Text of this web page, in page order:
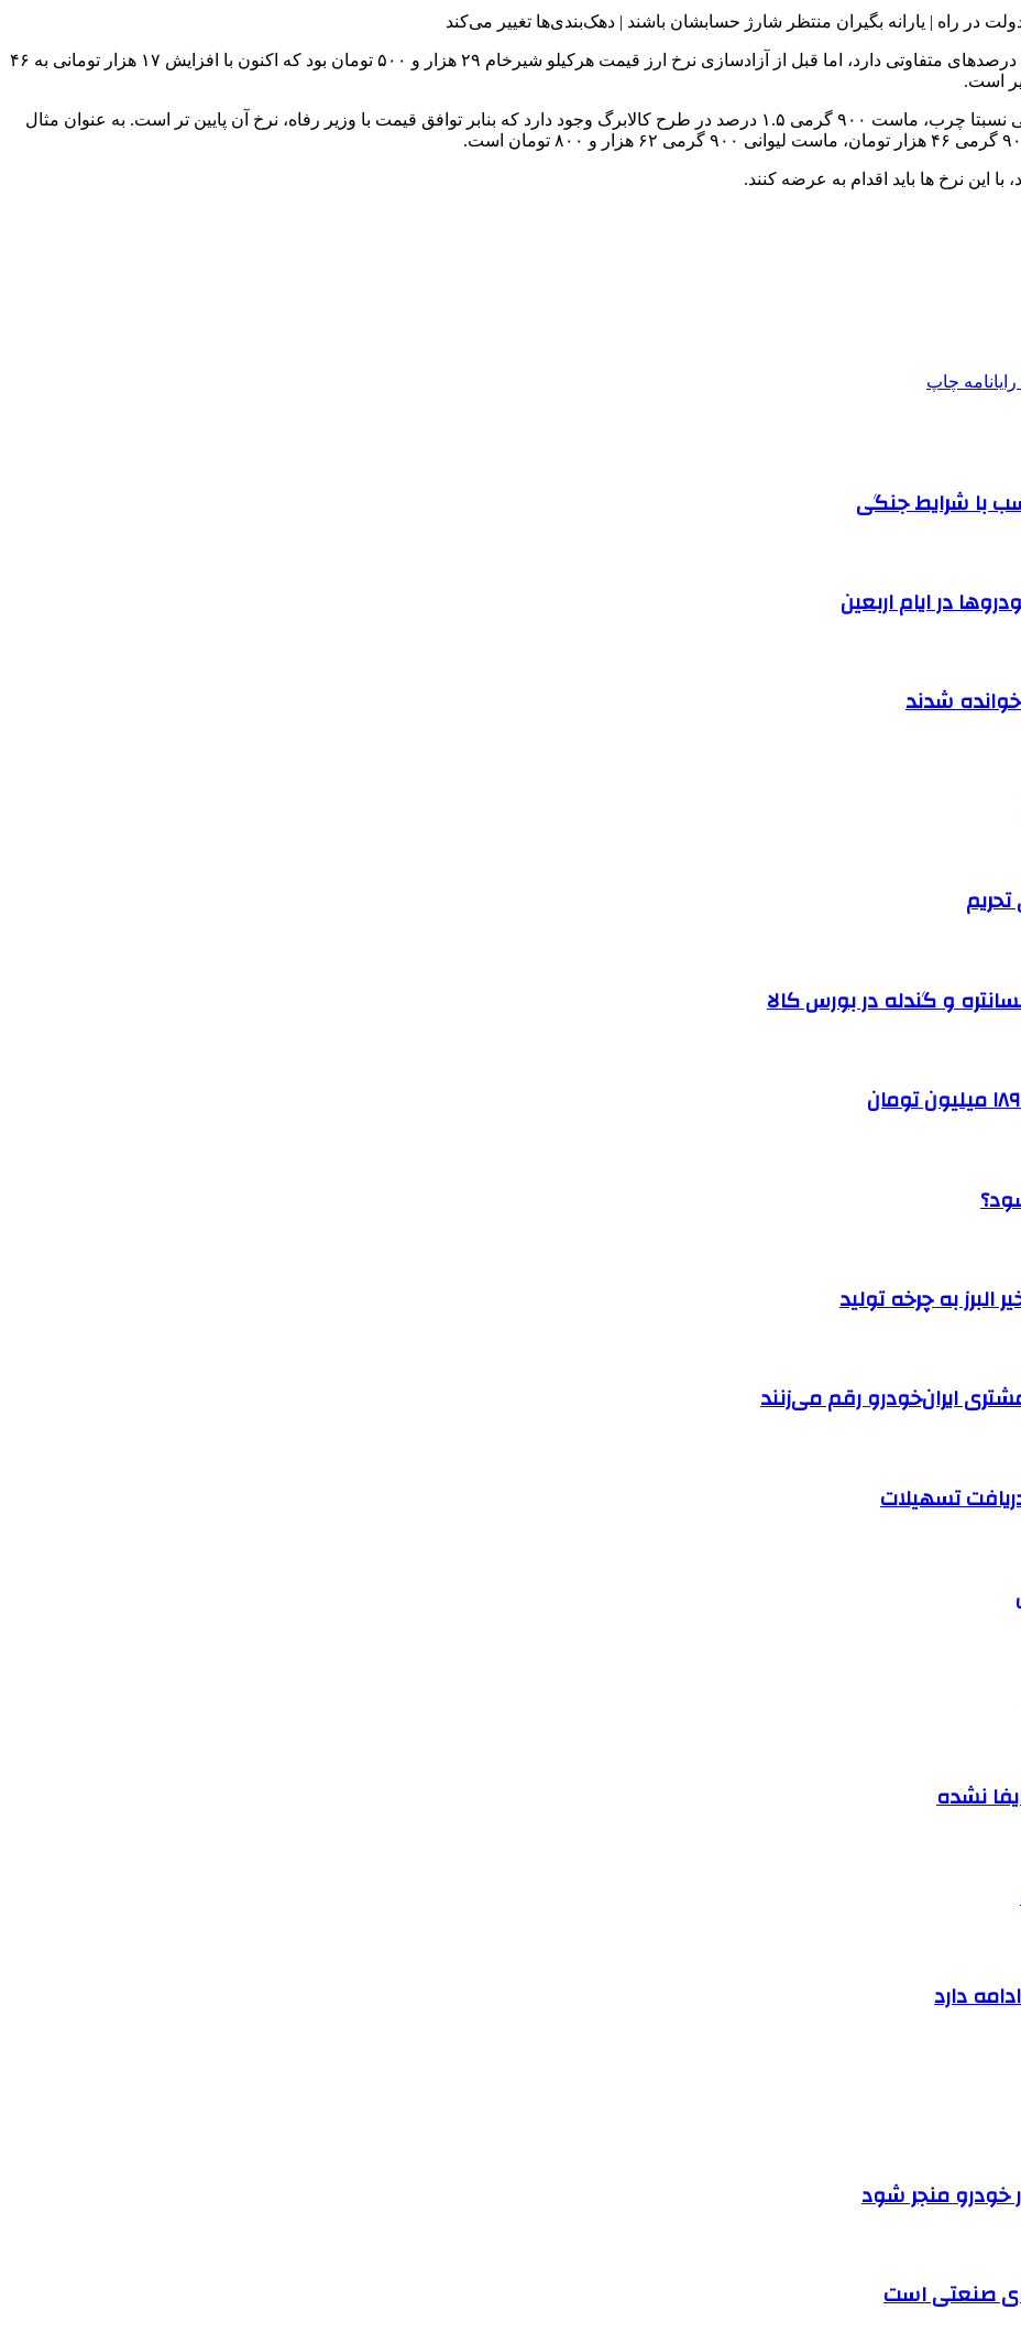
به گفته وی با حذف ارز ترجیحی، افزایش قیمت در اقلام مختلف درصدهای متفاوتی دارد، اما قبل از آزادسازی نرخ ارز قیمت هرکیلو شیرخام ۲۹ هزار و ۵۰۰ تومان بود که اکنون با افزایش ۱۷ هزار تومانی به ۴۶
فربد بیان کرد: قیمت شیر نایلونی ۱‌۵ درصد، پنیر یواف ۴۰۰ گرمی نسبتا چرب، ماست ۹۰۰ گرمی ۱.۵ درصد در طرح کالابرگ وجود دارد که بنابر توافق قیمت با وزیر رفاه، نرخ آن پایین تر است. به عنوان مثال
این نرخ ها باید اقدام به عرضه کنند.
رایانامه چاپ
با شرایط جنگی
در ایام اربعین
شدند
و گندله در بورس کالا
ایران‌خودرو رقم می‌زنند
نشده
دارد
خودرو منجر شود
صنعتی است